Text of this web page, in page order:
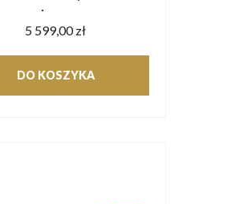
5 599,00 zł
DO KOSZYKA